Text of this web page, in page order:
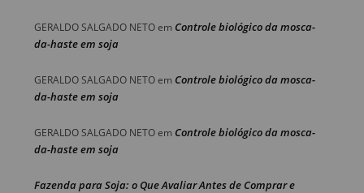
GERALDO SALGADO NETOem Controle biológico da mosca-
da-haste em soja
GERALDO SALGADO NETOem Controle biológico da mosca-
da-haste em soja
GERALDO SALGADO NETOem Controle biológico da mosca-
da-haste em soja
Fazenda para Soja: o Que Avaliar Antes de Comprar e